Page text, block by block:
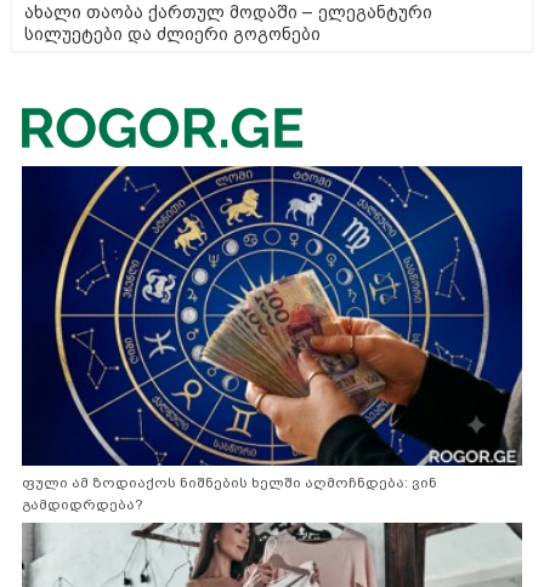
ახალი თაობა ქართულ მოდაში – ელეგანტური
სილუეტები და ძლიერი გოგონები
ფული ამ ზოდიაქოს ნიშნების ხელში აღმოჩნდება: ვინ
გამდიდრდება?